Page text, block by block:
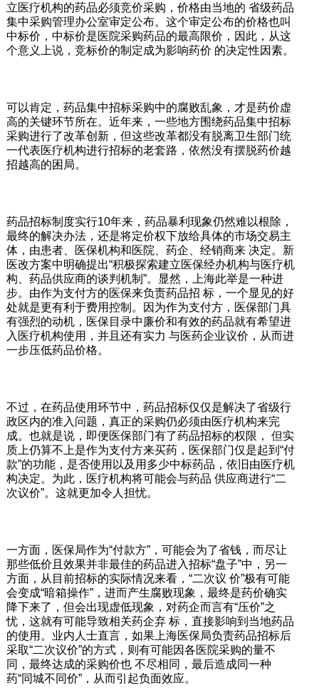
立医疗机构的药品必须竞价采购，价格由当地的 省级药品
集中采购管理办公室审定公布。这个审定公布的价格也叫
中标价，中标价是医院采购药品的最高限价，因此，从这
个意义上说，竞标价的制定成为影响药价 的决定性因素。
可以肯定，药品集中招标采购中的腐败乱象，才是药价虚
高的关键环节所在。近年来，一些地方围绕药品集中招标
采购进行了改革创新，但这些改革都没有脱离卫生部门统
一代表医疗机构进行招标的老套路，依然没有摆脱药价越
招越高的困局。
药品招标制度实行10年来，药品暴利现象仍然难以根除，
最终的解决办法，还是将定价权下放给具体的市场交易主
体，由患者、医保机构和医院、药企、经销商来 决定。新
医改方案中明确提出“积极探索建立医保经办机构与医疗机
构、药品供应商的谈判机制”。显然，上海此举是一种进
步。由作为支付方的医保来负责药品招 标，一个显见的好
处就是更有利于费用控制。因为作为支付方，医保部门具
有强烈的动机，医保目录中廉价和有效的药品就有希望进
入医疗机构使用，并且还有实力 与医药企业议价，从而进
一步压低药品价格。
不过，在药品使用环节中，药品招标仅仅是解决了省级行
政区内的准入问题，真正的采购仍必须由医疗机构来完
成。也就是说，即便医保部门有了药品招标的权限， 但实
质上仍算不上是作为支付方来买药，医保部门仅是起到“付
款”的功能，是否使用以及用多少中标药品，依旧由医疗机
构决定。为此，医疗机构将可能会与药品 供应商进行“二
次议价”。这就更加令人担忧。
一方面，医保局作为“付款方”，可能会为了省钱，而尽让
那些低价且效果并非最佳的药品进入招标“盘子”中，另一
方面，从目前招标的实际情况来看，“二次议 价”极有可能
会变成“暗箱操作”，进而产生腐败现象，最终是药价确实
降下来了，但会出现虚低现象，对药企而言有“压价”之
忧，这就有可能导致相关药企弃 标，直接影响到当地药品
的使用。业内人士直言，如果上海医保局负责药品招标后
采取“二次议价”的方式，则有可能因各医院采购的量不
同，最终达成的采购价也 不尽相同，最后造成同一种
药“同城不同价”，从而引起负面效应。